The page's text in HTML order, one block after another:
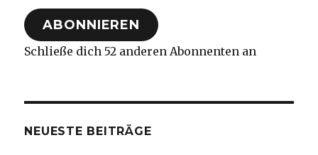
Adresse
ABONNIEREN
Schließe dich 52 anderen Abonnenten an
NEUESTE BEITRÄGE